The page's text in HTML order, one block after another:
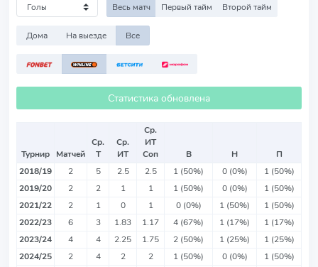
Весь матч Первый тайм Второй тайм
Дома На выезде Все
Статистика обновлена
Турнир Матчей
Ср.
Т
Ср.
ИТ
Ср.
ИТ
Соп
В Н
П
2018/19
2 5 2.5 2.5 1 (50%) 0 (0%)
1 (50%)
2019/20
2 2 1 1 1 (50%) 0 (0%)
1 (50%)
2021/22
2 1 0 1 0 (0%) 1 (50%)
1 (50%)
2022/23
6 3 1.83 1.17 4 (67%) 1 (17%)
1 (17%)
2023/24
4 4 2.25 1.75 2 (50%) 1 (25%)
1 (25%)
2024/25
2 4 2 2 1 (50%) 0 (0%)
1 (50%)